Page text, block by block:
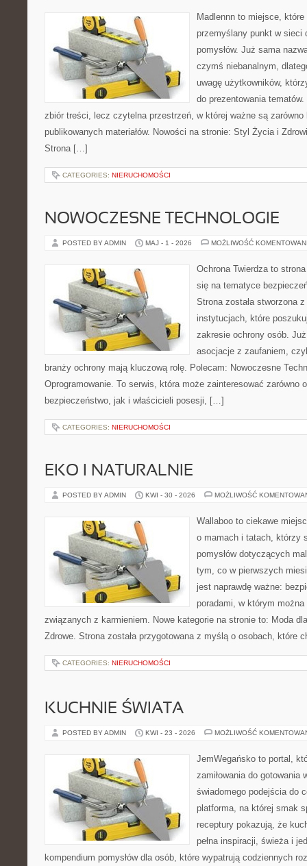
Madlennn to miejsce,
przemyślany punkt w sieci
pomysłów. Już sama
czymś niebanalnym,
uwagę użytkowników,
do prezentowania
zbiór treści, lecz czytelna przestrzeń, w której ważne są
publikowanych materiałów. Nowości na stronie: Styl Życia i
Strona […]
CATEGORIES: NIERUCHOMOŚCI
NOWOCZESNE TECHNOLOGIE
POSTED BY ADMIN MAJ - 1 - 2026 MOŻLIWOŚĆ
Ochrona Twierdza to
się na tematyce
Strona została stworzona
instytucjach, które
zakresie ochrony osób.
asocjacje z zaufaniem,
branży ochrony mają kluczową rolę. Polecam: Nowoczesne
Oprogramowanie. To serwis, która może zainteresować zarówno
bezpieczeństwo, jak i właścicieli posesji, […]
CATEGORIES: NIERUCHOMOŚCI
EKO I NATURALNIE
POSTED BY ADMIN KWI - 30 - 2026 MOŻLIWOŚĆ
Wallaboo to ciekawe
o mamach i tatach, którzy
pomysłów dotyczących
tym, co w pierwszych
jest naprawdę ważne:
poradami, w którym
związanych z karmieniem. Nowe kategorie na stronie to: Moda
Zdrowe. Strona została przygotowana z myślą o osobach, które
CATEGORIES: NIERUCHOMOŚCI
KUCHNIE ŚWIATA
POSTED BY ADMIN KWI - 23 - 2026 MOŻLIWOŚĆ
JemWegańsko to portal,
zamiłowania do gotowania
świadomego podejścia do
platforma, na której smak
receptury pokazują, że
pełna inspiracji, świeża i
kompendium pomysłów dla osób, które wypatrują codziennych